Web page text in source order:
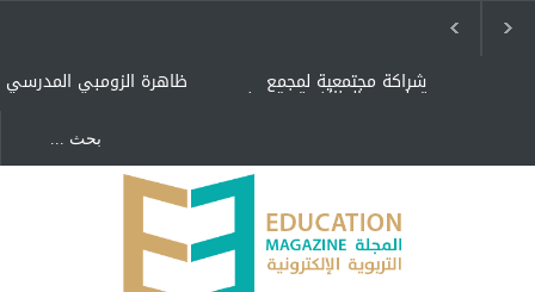
ظاهرة الزومبي المدرسي شراكة مجتمعية لمجمع
تعليمي بالطائف تستهدف
"كنت أنضرب ومافيني إلا
العافية" هل هذا مبرر
لاستمرار أسلوب التربية
المتوارث؟
لماذا تعد برامج توعية الأطفال
بخصوصية الجسد وقاية لا
فضول؟